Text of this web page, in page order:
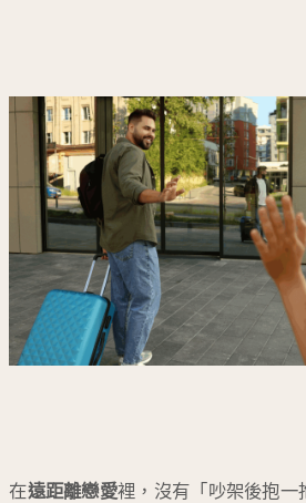
在遠距離戀愛裡，沒有「吵架後抱一